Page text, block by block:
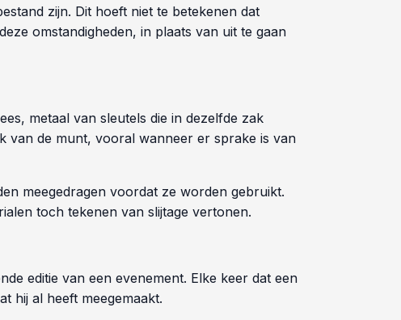
zijn. Dit hoeft niet te betekenen dat
omstandigheden, in plaats van uit te gaan
metaal van sleutels die in dezelfde zak
van de munt, vooral wanneer er sprake is van
meegedragen voordat ze worden gebruikt.
toch tekenen van slijtage vertonen.
editie van een evenement. Elke keer dat een
hij al heeft meegemaakt.